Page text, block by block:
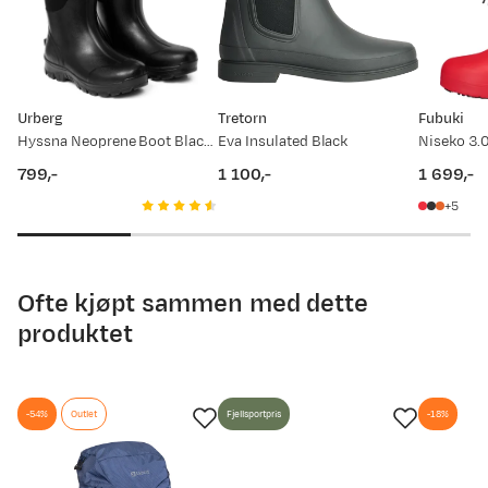
Urberg
Hyssna Neoprene Boot Black Beauty
799,-
Tretorn
Eva Insulated Black
1 100,-
Fubuki
Niseko
price
1 699,-
5
Ofte kjøpt sammen med dette
produktet
-54% Outlet Fjellsportpris -18%